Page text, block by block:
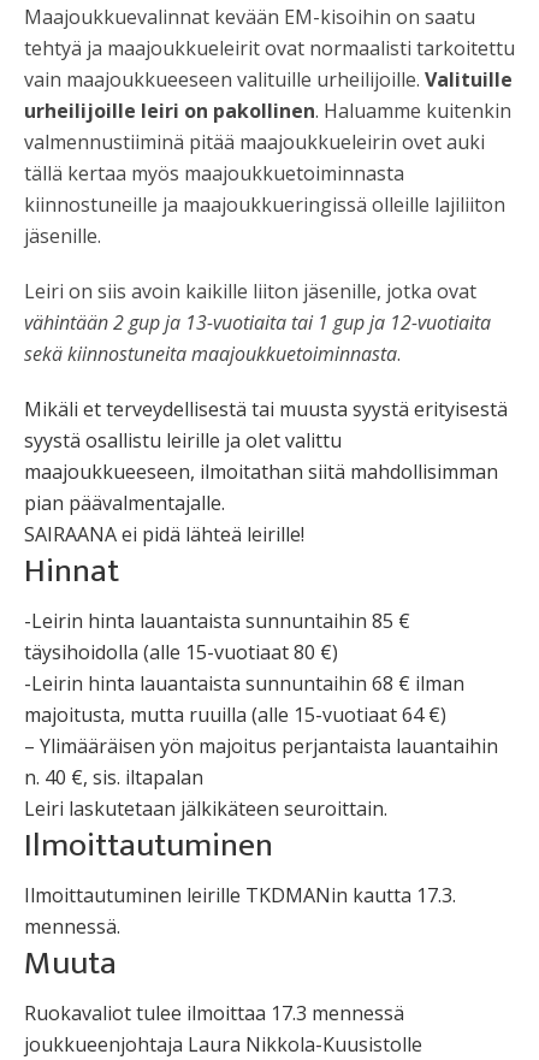
Maajoukkuevalinnat kevään EM-kisoihin on saatu
tehtyä ja maajoukkueleirit ovat normaalisti tarkoitettu
vain maajoukkueeseen valituille urheilijoille. Valituille
urheilijoille leiri on pakollinen. Haluamme kuitenkin
valmennustiiminä pitää maajoukkueleirin ovet auki
tällä kertaa myös maajoukkuetoiminnasta
kiinnostuneille ja maajoukkueringissä olleille lajiliiton
jäsenille.
Leiri on siis avoin kaikille liiton jäsenille, jotka ovat
vähintään 2 gup ja 13-vuotiaita tai 1 gup ja 12-vuotiaita
sekä kiinnostuneita maajoukkuetoiminnasta.
Mikäli et terveydellisestä tai muusta syystä erityisestä
syystä osallistu leirille ja olet valittu
maajoukkueeseen, ilmoitathan siitä mahdollisimman
pian päävalmentajalle.
SAIRAANA ei pidä lähteä leirille!
Hinnat
-Leirin hinta lauantaista sunnuntaihin 85 €
täysihoidolla (alle 15-vuotiaat 80 €)
-Leirin hinta lauantaista sunnuntaihin 68 € ilman
majoitusta, mutta ruuilla (alle 15-vuotiaat 64 €)
– Ylimääräisen yön majoitus perjantaista lauantaihin
n. 40 €, sis. iltapalan
Leiri laskutetaan jälkikäteen seuroittain.
Ilmoittautuminen
Ilmoittautuminen leirille TKDMANin kautta 17.3.
mennessä.
Muuta
Ruokavaliot tulee ilmoittaa 17.3 mennessä
joukkueenjohtaja Laura Nikkola-Kuusistolle